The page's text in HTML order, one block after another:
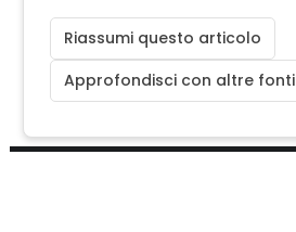
Riassumi questo articolo
Approfondisci con altre fonti